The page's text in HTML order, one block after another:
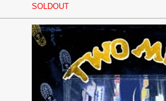
SOLDOUT